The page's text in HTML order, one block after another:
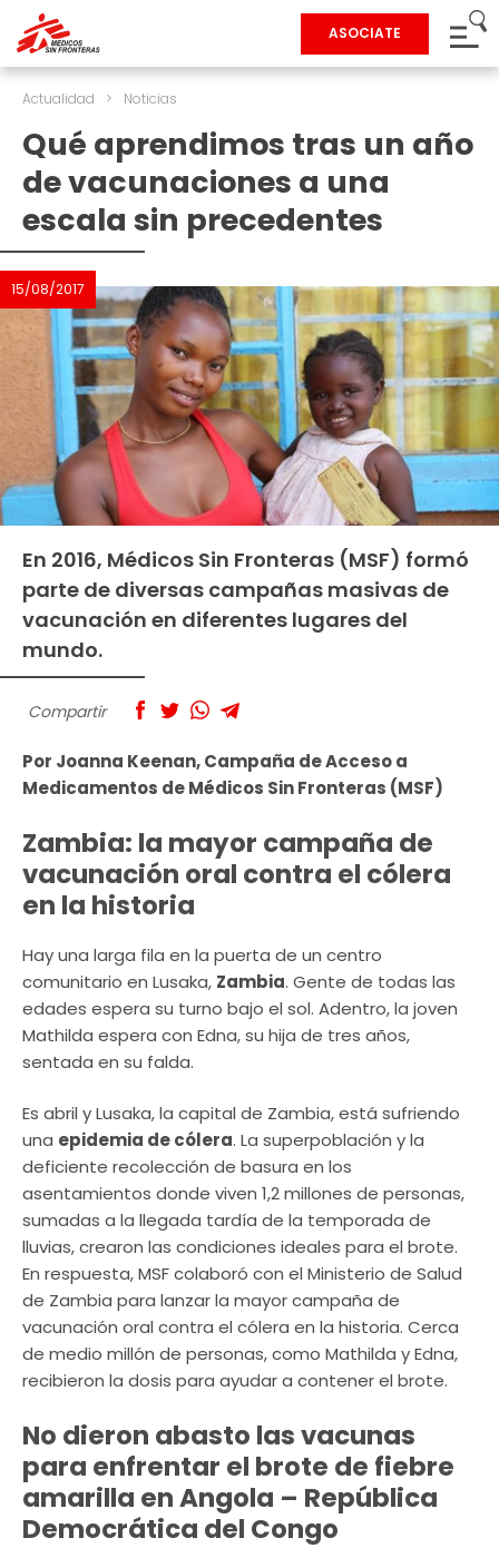
ASOCIATE
Actualidad > Noticias
Qué aprendimos tras un año
de vacunaciones a una
escala sin precedentes
15/08/2017
En 2016, Médicos Sin Fronteras (MSF) formó
parte de diversas campañas masivas de
vacunación en diferentes lugares del
mundo.
Compartir
Por Joanna Keenan, Campaña de Acceso a
Medicamentos de Médicos Sin Fronteras (MSF)
Zambia: la mayor campaña de
vacunación oral contra el cólera
en la historia
Hay una larga fila en la puerta de un centro
comunitario en Lusaka, Zambia. Gente de todas las
edades espera su turno bajo el sol. Adentro, la joven
Mathilda espera con Edna, su hija de tres años,
sentada en su falda.
Es abril y Lusaka, la capital de Zambia, está sufriendo
una epidemia de cólera. La superpoblación y la
deficiente recolección de basura en los
asentamientos donde viven 1,2 millones de personas,
sumadas a la llegada tardía de la temporada de
lluvias, crearon las condiciones ideales para el brote.
En respuesta, MSF colaboró con el Ministerio de Salud
de Zambia para lanzar la mayor campaña de
vacunación oral contra el cólera en la historia. Cerca
de medio millón de personas, como Mathilda y Edna,
recibieron la dosis para ayudar a contener el brote.
No dieron abasto las vacunas
para enfrentar el brote de fiebre
amarilla en Angola – República
Democrática del Congo